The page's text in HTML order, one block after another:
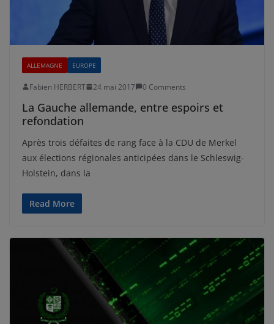
ALLEMAGNE EUROPE
Fabien HERBERT 24 mai 2017 0 Comments
La Gauche allemande, entre espoirs et
refondation
Après trois défaites de rang face à la CDU de Merkel
aux élections régionales anticipées dans le Schleswig-
Holstein, dans la
Read More